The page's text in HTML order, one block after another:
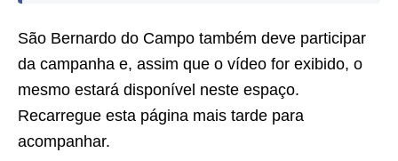
São Bernardo do Campo também deve participar
da campanha e, assim que o vídeo for exibido, o
mesmo estará disponível neste espaço.
Recarregue esta página mais tarde para
acompanhar.